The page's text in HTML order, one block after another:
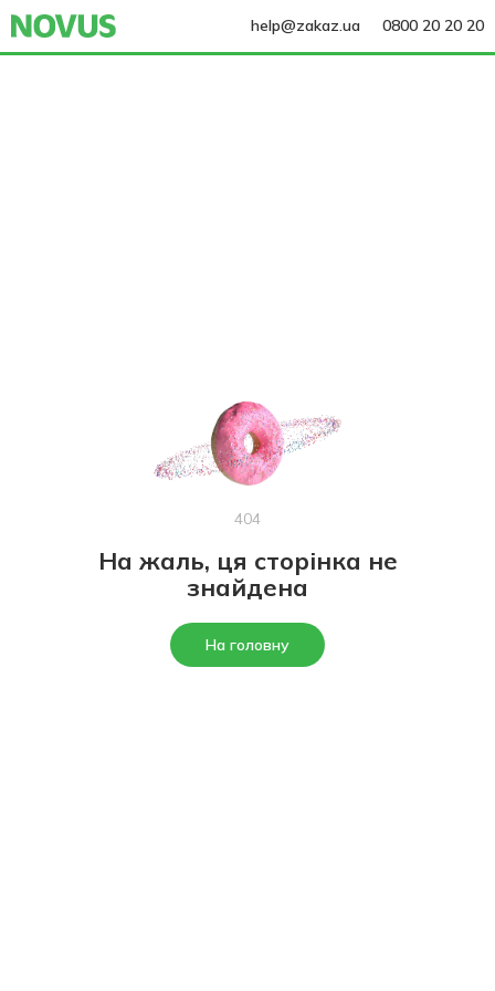
help@zakaz.ua 0800 20 20 20
404
На жаль, ця сторінка не
знайдена
На головну